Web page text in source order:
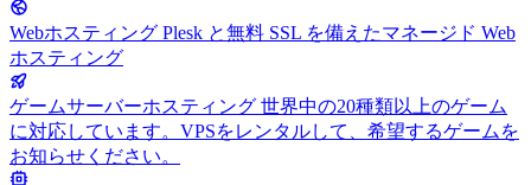
Webホスティング Plesk と無料 SSL を備えたマネージド Web
ホスティング
ゲームサーバーホスティング 世界中の20種類以上のゲーム
に対応しています。VPSをレンタルして、希望するゲームを
お知らせください。